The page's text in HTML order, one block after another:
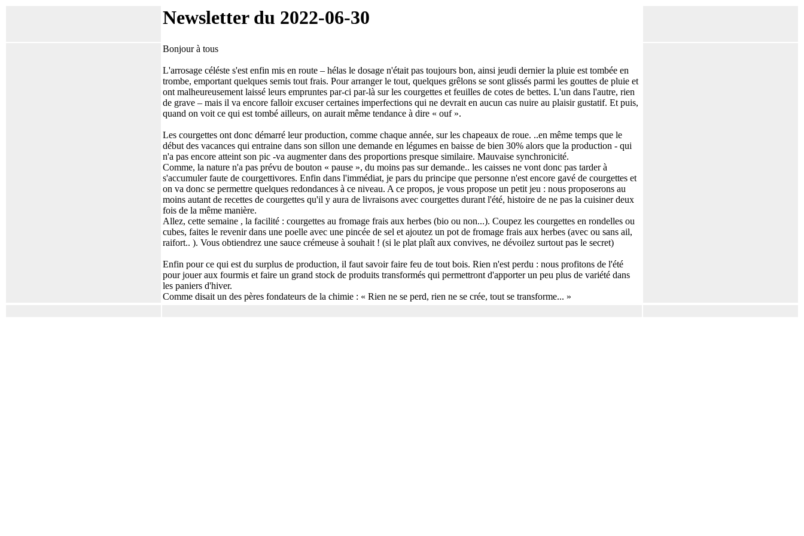
Newsletter du 2022-06-30
Bonjour à tous
L'arrosage céléste s'est enfin mis en route – hélas le dosage n'était pas toujours bon, ainsi jeudi dernier la pluie est tombée en
trombe, emportant quelques semis tout frais. Pour arranger le tout, quelques grêlons se sont glissés parmi les gouttes de pluie et
ont malheureusement laissé leurs empruntes par-ci par-là sur les courgettes et feuilles de cotes de bettes. L'un dans l'autre, rien
de grave – mais il va encore falloir excuser certaines imperfections qui ne devrait en aucun cas nuire au plaisir gustatif. Et puis,
quand on voit ce qui est tombé ailleurs, on aurait même tendance à dire « ouf ».
Les courgettes ont donc démarré leur production, comme chaque année, sur les chapeaux de roue. ..en même temps que le
début des vacances qui entraine dans son sillon une demande en légumes en baisse de bien 30% alors que la production - qui
n'a pas encore atteint son pic -va augmenter dans des proportions presque similaire. Mauvaise synchronicité.
Comme, la nature n'a pas prévu de bouton « pause », du moins pas sur demande.. les caisses ne vont donc pas tarder à
s'accumuler faute de courgettivores. Enfin dans l'immédiat, je pars du principe que personne n'est encore gavé de courgettes et
on va donc se permettre quelques redondances à ce niveau. A ce propos, je vous propose un petit jeu : nous proposerons au
moins autant de recettes de courgettes qu'il y aura de livraisons avec courgettes durant l'été, histoire de ne pas la cuisiner deux
fois de la même manière.
Allez, cette semaine , la facilité : courgettes au fromage frais aux herbes (bio ou non...). Coupez les courgettes en rondelles ou
cubes, faites le revenir dans une poelle avec une pincée de sel et ajoutez un pot de fromage frais aux herbes (avec ou sans ail,
raifort.. ). Vous obtiendrez une sauce crémeuse à souhait ! (si le plat plaît aux convives, ne dévoilez surtout pas le secret)
Enfin pour ce qui est du surplus de production, il faut savoir faire feu de tout bois. Rien n'est perdu : nous profitons de l'été
pour jouer aux fourmis et faire un grand stock de produits transformés qui permettront d'apporter un peu plus de variété dans
les paniers d'hiver.
Comme disait un des pères fondateurs de la chimie : « Rien ne se perd, rien ne se crée, tout se transforme... »